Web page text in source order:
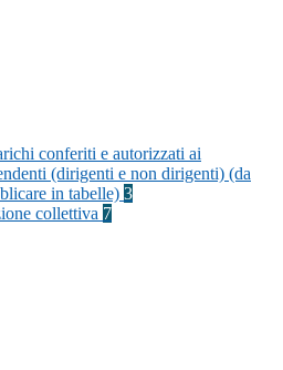
conferiti e autorizzati ai
(dirigenti e non dirigenti) (da
in tabelle) 3
collettiva 7